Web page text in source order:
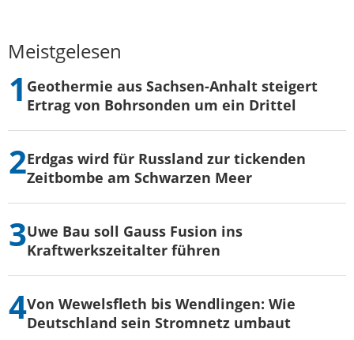
Meistgelesen
Geothermie aus Sachsen-Anhalt steigert
Ertrag von Bohrsonden um ein Drittel
Erdgas wird für Russland zur tickenden
Zeitbombe am Schwarzen Meer
Uwe Bau soll Gauss Fusion ins
Kraftwerkszeitalter führen
Von Wewelsfleth bis Wendlingen: Wie
Deutschland sein Stromnetz umbaut